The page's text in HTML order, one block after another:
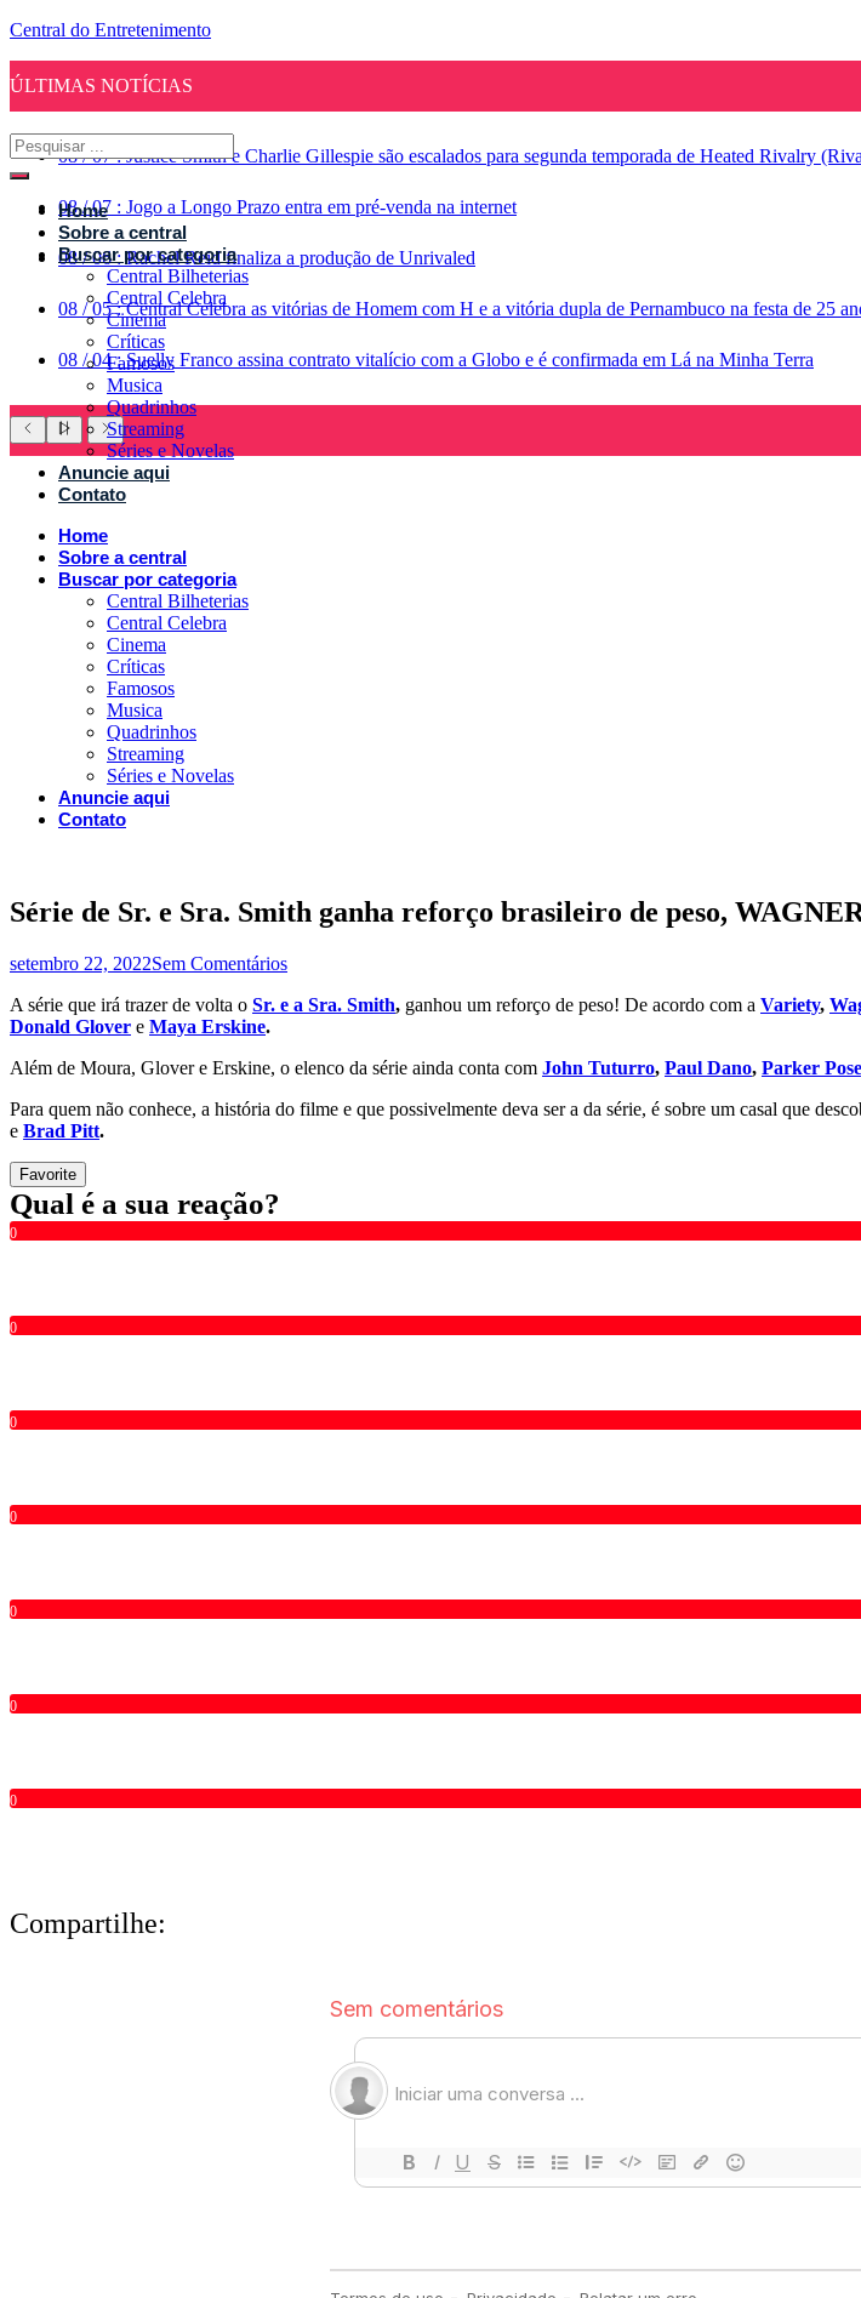
Central do Entretenimento
ÚLTIMAS NOTÍCIAS
08 / 07 : Justice Smith e Charlie Gillespie são escalados para segunda temporada de Heated Rivalry
08 / 07 : Jogo a Longo Prazo entra em pré-venda na internet
08 / 06 : Rachel Reid finaliza a produção de Unrivaled
08 / 05 : Central Celebra as vitórias de Homem com H e a vitória dupla de Pernambuco na festa de 25
08 / 04 : Suelly Franco assina contrato vitalício com a Globo e é confirmada em Lá na Minha Terra
Home
Sobre a central
Buscar por categoria
Central Bilheterias
Central Celebra
Cinema
Críticas
Famosos
Musica
Quadrinhos
Streaming
Séries e Novelas
Anuncie aqui
Contato
Home
Sobre a central
Buscar por categoria
Central Bilheterias
Central Celebra
Cinema
Críticas
Famosos
Musica
Quadrinhos
Streaming
Séries e Novelas
Anuncie aqui
Contato
Série de Sr. e Sra. Smith ganha reforço brasileiro de peso,
setembro 22, 2022Sem Comentários
A série que irá trazer de volta o Sr. e a Sra. Smith, ganhou um reforço de peso! De acordo com a Variety,
Donald Glover e Maya Erskine.
Além de Moura, Glover e Erskine, o elenco da série ainda conta com John Tuturro, Paul Dano, Parker
Para quem não conhece, a história do filme e que possivelmente deva ser a da série, é sobre um casal que
e Brad Pitt.
Favorite
Qual é a sua reação?
0
0
0
0
0
0
0
Compartilhe: